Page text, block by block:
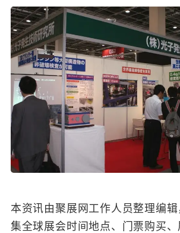
本资讯由聚展网工作人员整理编
集全球展会时间地点、门票购买